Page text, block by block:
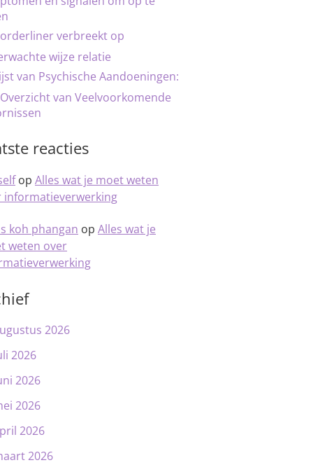
verbreekt op
wijze relatie
van Psychische Aandoeningen:
van Veelvoorkomende
reacties
op Alles wat je moet weten
informatieverwerking
koh phangan op Alles wat je
weten over
2026
2026
2026
2026
2026
2026